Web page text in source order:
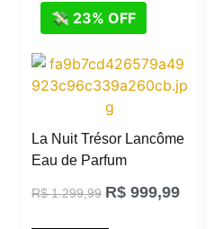
💸 23% OFF
La Nuit Trésor Lancôme
Eau de Parfum
R$1.299,99 R$ 999,99